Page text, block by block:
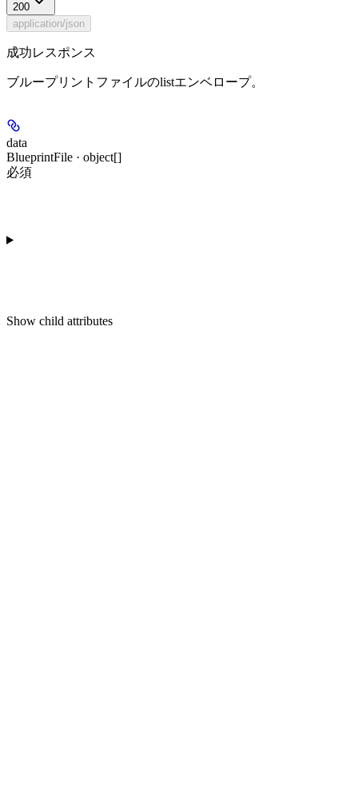
200
application/json
成功レスポンス
ブループリントファイルのlistエンベロープ。
data
BlueprintFile · object[]
必須
Show child attributes